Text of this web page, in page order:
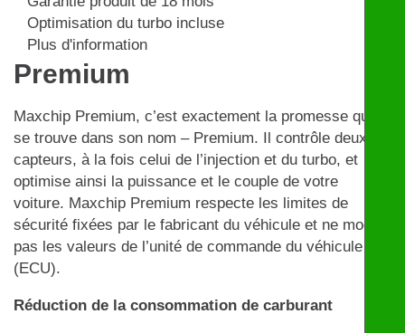
Optimisation du turbo incluse
Plus d'information
Premium
Maxchip Premium, c’est exactement la promesse qui
se trouve dans son nom – Premium. Il contrôle deux
capteurs, à la fois celui de l’injection et du turbo, et
optimise ainsi la puissance et le couple de votre
voiture. Maxchip Premium respecte les limites de
sécurité fixées par le fabricant du véhicule et ne modifie
pas les valeurs de l’unité de commande du véhicule
(ECU).
Réduction de la consommation de carburant